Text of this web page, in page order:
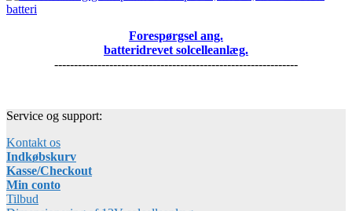
Forespørgsel ang.
batteridrevet solcelleanlæg.
--------------------------------------------------------------
Service og support:
Kontakt os
Indkøbskurv
Kasse/Checkout
Min conto
Tilbud